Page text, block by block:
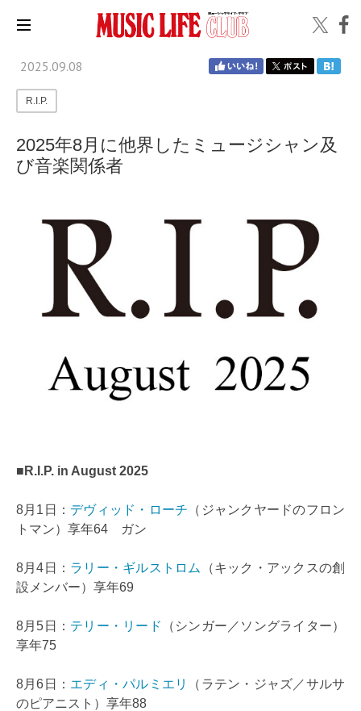
2025.09.08
R.I.P.
2025年8月に他界したミュージシャン及
び音楽関係者
■R.I.P. in August 2025
8月1日： デヴィッド・ローチ （ジャンクヤードのフロン
トマン）享年64 ガン
8月4日： ラリー・ギルストロム
（キック・アックスの創
設メンバー）享年69
8月5日： テリー・リード
（シンガー／ソングライター）
享年75
8月6日： エディ・パルミエリ
（ラテン・ジャズ／サルサ
のピアニスト）享年88